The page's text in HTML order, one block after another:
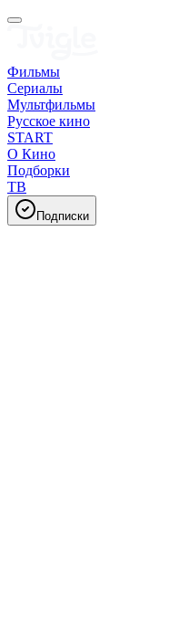
Фильмы
Сериалы
Мультфильмы
Русское кино
START
О Кино
Подборки
ТВ
Подписки